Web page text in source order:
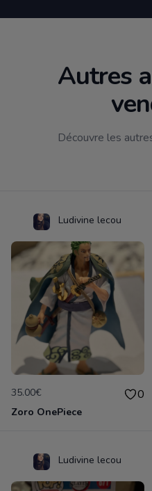
Autres
Découvre les
Ludivine lecou
35.00€ 0
Zoro OnePiece
Ludivine lecou